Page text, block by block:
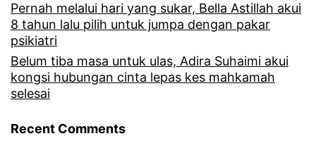
z
H
n
a
r
a
Pernah melalui hari yang sukar, Bella Astillah akui
8 tahun lalu pilih untuk jumpa dengan pakar
psikiatri
Belum tiba masa untuk ulas, Adira Suhaimi akui
kongsi hubungan cinta lepas kes mahkamah
selesai
Recent Comments